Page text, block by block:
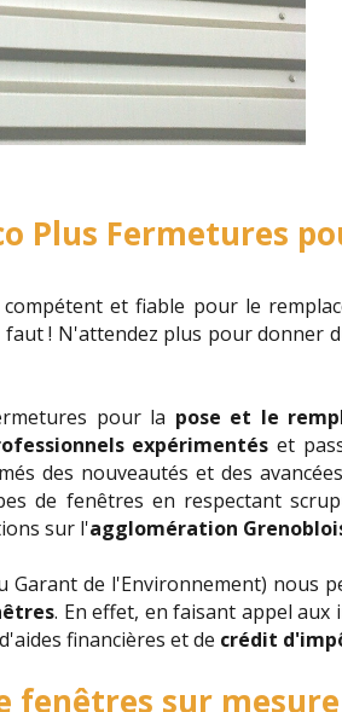
Plus Fermetures
et fiable pour le
! N'attendez plus pour
pour la pose et le
expérimentés et
des nouveautés et des
de fenêtres en respectant
sur l'agglomération
Garant de l'Environnement) nous
. En effet, en faisant appel aux
financières et de crédit
fenêtres sur mesure